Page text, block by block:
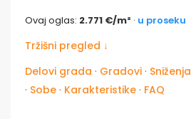
Ovaj oglas: 2.771 €/m² · u proseku
Tržišni pregled ↓
Delovi grada · Gradovi · Sniženja
· Sobe · Karakteristike · FAQ